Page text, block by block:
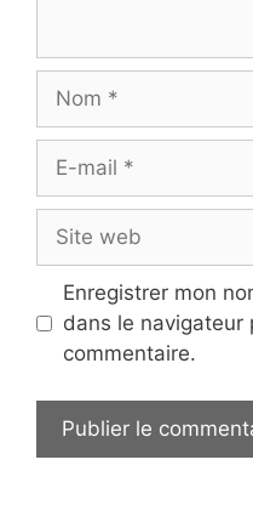
Nom
Site
web
Enregistrer mon
dans le navigateur
commentaire.